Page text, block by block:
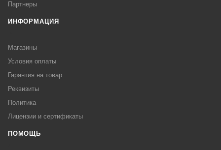
Партнеры
ИНФОРМАЦИЯ
Магазины
Условия оплаты
Гарантия на товар
Реквизиты
Политика
Лицензии и сертификаты
ПОМОЩЬ